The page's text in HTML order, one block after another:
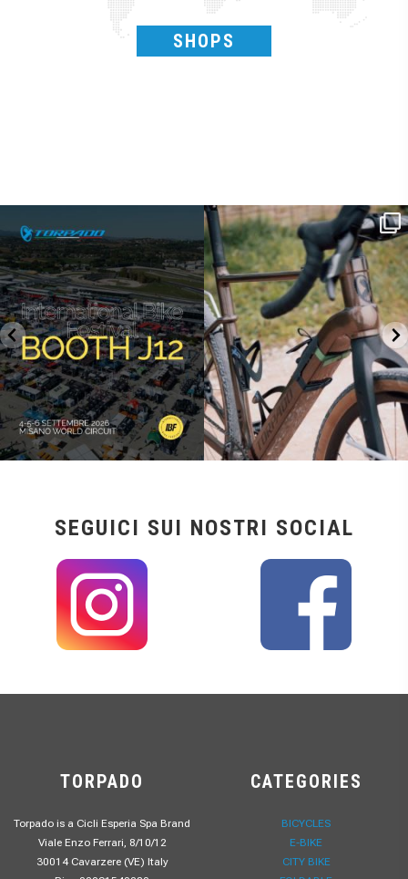
SHOPS
IBF sta per...
14 1
Kepler R è la gravel pensata per affrontare
lunghe...
26 0
SEGUICI SUI NOSTRI SOCIAL
TORPADO
Torpado is a Cicli Esperia Spa Brand
Viale Enzo Ferrari, 8/10/12
30014 Cavarzere (VE) Italy
CATEGORIES
BICYCLES
E-BIKE
CITY BIKE